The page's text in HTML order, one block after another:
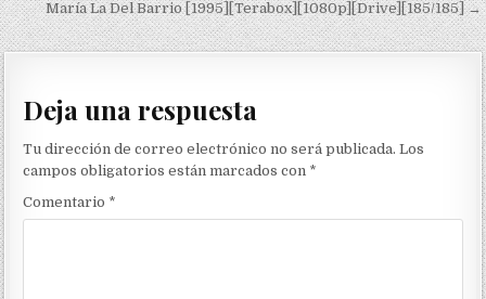
María La Del Barrio [1995][Terabox][1080p][Drive][185/185] →
Deja una respuesta
Tu dirección de correo electrónico no será publicada. Los
campos obligatorios están marcados con *
Comentario *